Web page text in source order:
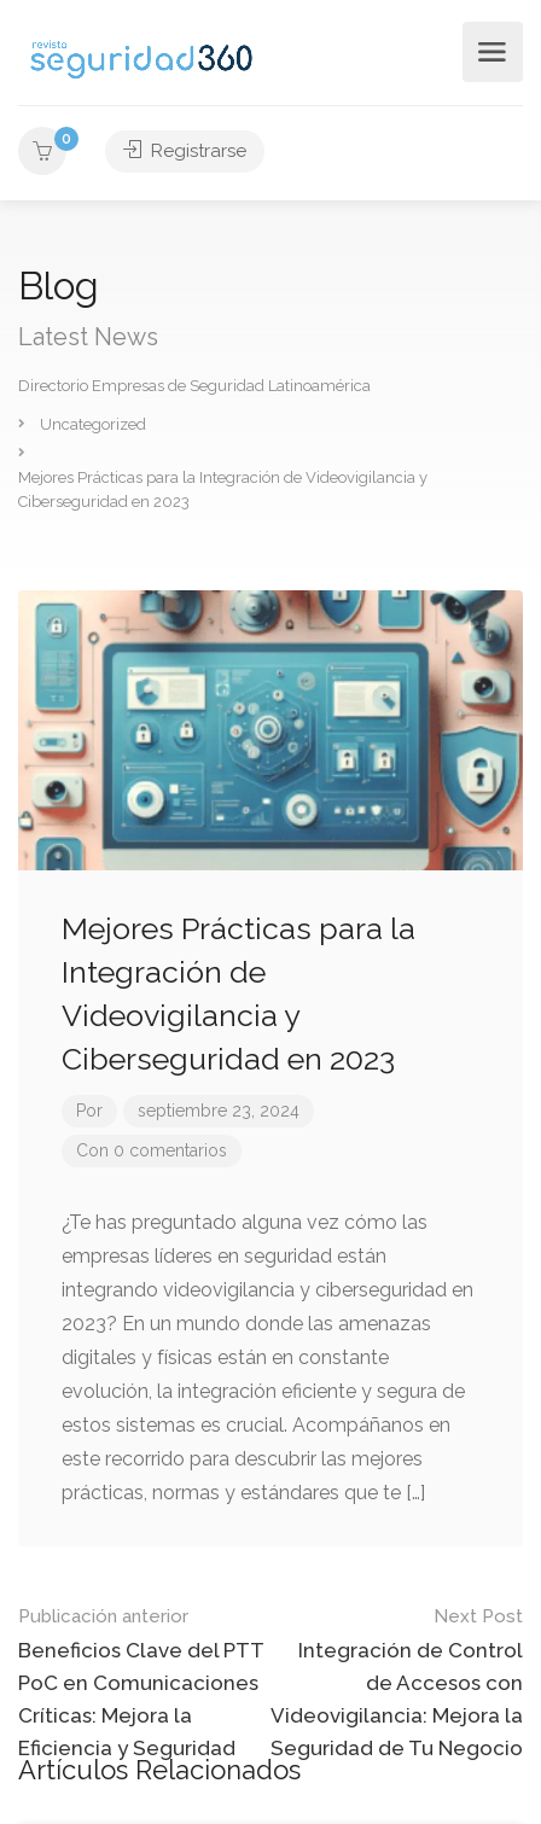
0
Registrarse
Blog
Latest News
Directorio Empresas de Seguridad Latinoamérica
Uncategorized
Mejores Prácticas para la Integración de Videovigilancia y
Ciberseguridad en 2023
Mejores Prácticas para la
Integración de
Videovigilancia y
Ciberseguridad en 2023
Por septiembre 23, 2024
Con 0 comentarios
¿Te has preguntado alguna vez cómo las
empresas líderes en seguridad están
integrando videovigilancia y ciberseguridad en
2023? En un mundo donde las amenazas
digitales y físicas están en constante
evolución, la integración eficiente y segura de
estos sistemas es crucial. Acompáñanos en
este recorrido para descubrir las mejores
prácticas, normas y estándares que te […]
Mensaje
de
navegación
Publicación anterior
Beneficios Clave del PTT
PoC en Comunicaciones
Críticas: Mejora la
Eficiencia y Seguridad
Next Post
Integración de Control
de Accesos con
Videovigilancia: Mejora la
Seguridad de Tu Negocio
Artículos Relacionados